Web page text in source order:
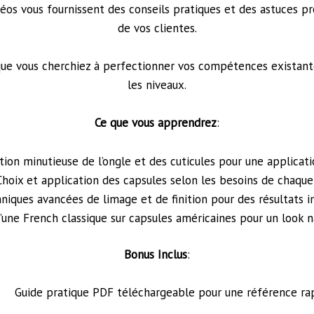
vous fournissent des conseils pratiques et des astuces
de vos clientes.
vous cherchiez à perfectionner vos compétences
les niveaux.
Ce que vous apprendrez:
minutieuse de l’ongle et des cuticules pour une
et application des capsules selon les besoins de
avancées de limage et de finition pour des résultats
French classique sur capsules américaines pour un look
Bonus Inclus:
Guide pratique PDF téléchargeable pour une référence